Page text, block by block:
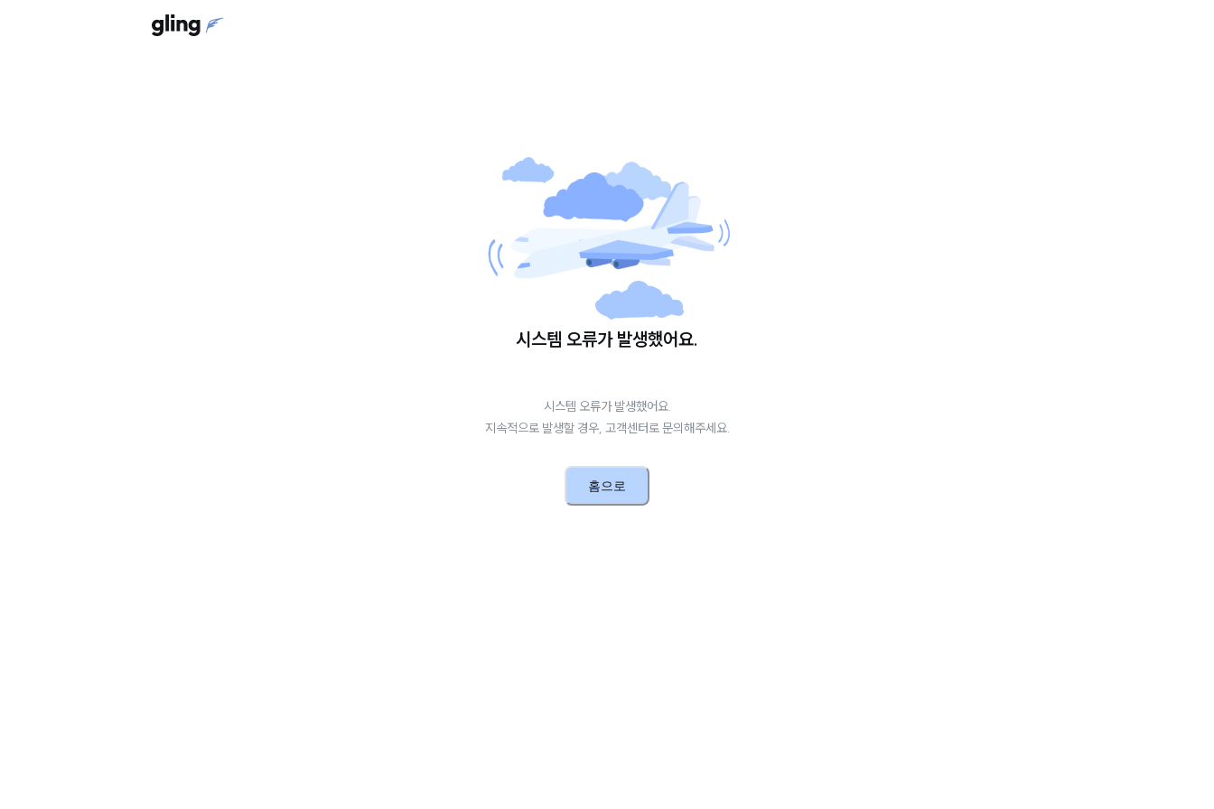
시스템 오류가 발생했어요.
시스템 오류가 발생했어요.
지속적으로 발생할 경우, 고객센터로 문의해주세요.
홈으로